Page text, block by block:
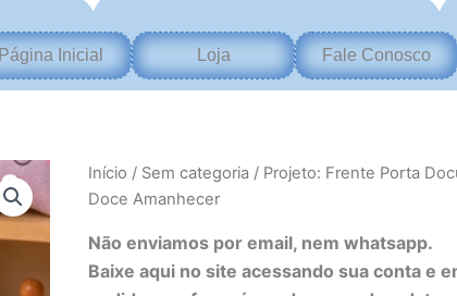
Página Inicial Loja Fale Conosco
Início / Sem categoria / Projeto: Frente Porta
Doce Amanhecer
Não enviamos por email, nem whatsapp.
Baixe aqui no site acessando sua conta e
Projeto:
Frente
Documentos
Doce